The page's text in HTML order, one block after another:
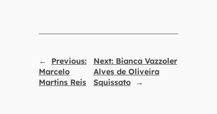
←
Previous:
Marcelo
Martins Reis
Next: Bianca Vazzoler
Alves de Oliveira
Squissato
→